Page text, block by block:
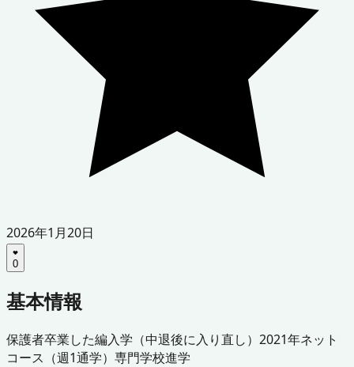
2026年1月20日
0
基本情報
保護者卒業した編入学（中退後に入り直し） 2021年ネット
コース（週1通学） 専門学校進学